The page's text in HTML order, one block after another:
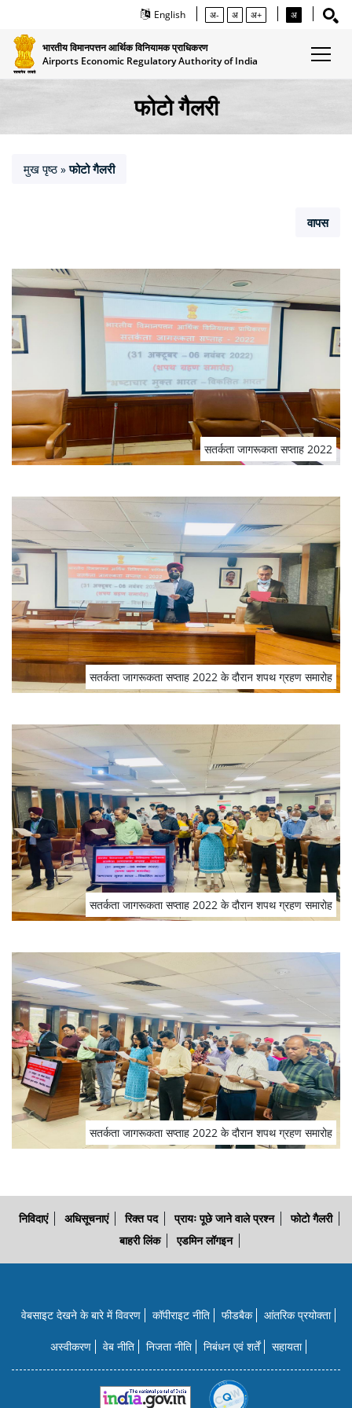
English अ- अ अ+ अ
भारतीय विमानपत्तन आर्थिक विनियामक प्राधिकरण
Airports Economic Regulatory Authority of India
फोटो गैलरी
मुख पृष्ठ » फोटो गैलरी
वापस
सतर्कता जागरूकता सप्‍ताह 2022
सतर्कता जागरूकता सप्‍ताह 2022 के दौरान शपथ ग्रहण समारोह
सतर्कता जागरूकता सप्‍ताह 2022 के दौरान शपथ ग्रहण समारोह
सतर्कता जागरूकता सप्‍ताह 2022 के दौरान शपथ ग्रहण समारोह
निविदाएं अधिसूचनाएं रिक्त पद प्रायः पूछे जाने वाले प्रश्न
फोटो गैलरी
बाहरी लिंक
एडमिन लॉगइन
वेबसाइट देखने के बारे में विवरण कॉपीराइट नीति फीडबैक आंतरिक प्रयोक्‍ता
अस्वीकरण वेब नीति निजता नीति निबंधन एवं शर्तें सहायता